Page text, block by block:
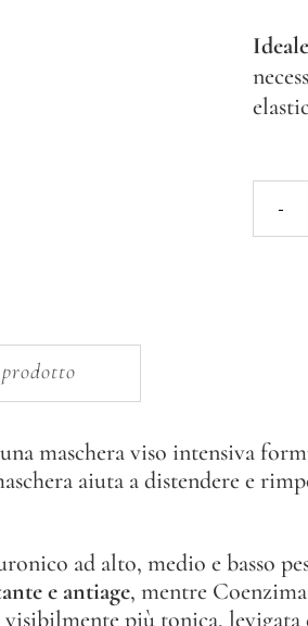
maschera viso intensiva
aiuta a distendere e
ad alto, medio e basso
e antiage, mentre
visibilmente più tonica,